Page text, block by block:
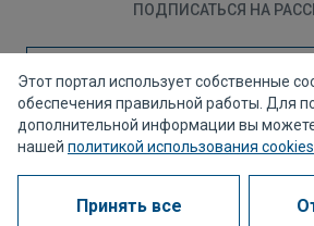
ПОДПИСАТЬСЯ НА
Подписаться
Политика
Правовое уведомление
Этот портал использует собственные
обеспечения правильной работы. Для
дополнительной информации вы
нашей политикой использования cookies
Принять все